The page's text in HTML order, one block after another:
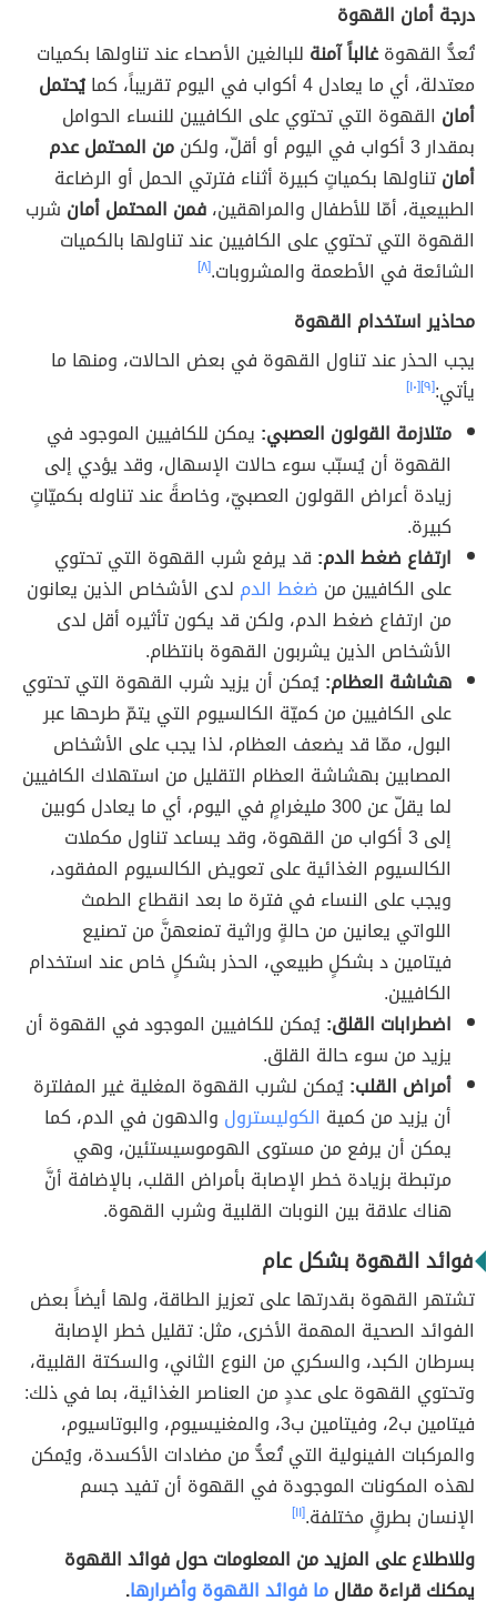
درجة أمان القهوة
تُعدُّ القهوةغالباً آمنة للبالغين الأصحاء عند تناولها بكميات
معتدلة، أي ما يعادل 4 أكواب في اليوم تقريباً، كما
يُحتمل
أمان القهوة التي تحتوي على الكافيين للنساء الحوامل
بمقدار 3 أكواب في اليوم أو أقلّ، ولكن
من المحتمل عدم
أمانتناولها بكمياتٍ كبيرة أثناء فترتي الحمل أو الرضاعة
الطبيعية، أمّا للأطفال والمراهقين،فمن المحتمل أمان شرب
القهوة التي تحتوي على الكافيين عند تناولها بالكميات
الشائعة في الأطعمة والمشروبات.[٨]
محاذير استخدام القهوة
يجب الحذر عند تناول القهوة في بعض الحالات، ومنها ما
يأتي:[٩] [١٠]
متلازمة القولون العصبي: يمكن للكافيين الموجود في
القهوة أن يُسبّب سوء حالات الإسهال، وقد يؤدي إلى
زيادة أعراض القولون العصبيّ، وخاصةً عند تناوله بكميّاتٍ
كبيرة.
ارتفاع ضغط الدم: قد يرفع شرب القهوة التي تحتوي
على الكافيين من ضغط الدم لدى الأشخاص الذين يعانون
من ارتفاع ضغط الدم، ولكن قد يكون تأثيره أقل لدى
الأشخاص الذين يشربون القهوة بانتظام.
هشاشة العظام:يُمكن أن يزيد شرب القهوة التي تحتوي
على الكافيين من كميّة الكالسيوم التي يتمّ طرحها عبر
البول، ممّا قد يضعف العظام، لذا يجب على الأشخاص
المصابين بهشاشة العظام التقليل من استهلاك الكافيين
لما يقلّ عن 300 مليغرامٍ في اليوم، أي ما يعادل كوبين
إلى 3 أكواب من القهوة، وقد يساعد تناول مكملات
الكالسيوم الغذائية على تعويض الكالسيوم المفقود،
ويجب على النساء في فترة ما بعد انقطاع الطمث
اللواتي يعانين من حالةٍ وراثية تمنعهنَّ من تصنيع
فيتامين د بشكلٍ طبيعي، الحذر بشكلٍ خاص عند استخدام
الكافيين.
اضطرابات القلق:يُمكن للكافيين الموجود في القهوة أن
يزيد من سوء حالة القلق.
أمراض القلب:يُمكن لشرب القهوة المغلية غير المفلترة
أن يزيد من كمية الكوليسترول والدهون في الدم، كما
يمكن أن يرفع من مستوى الهوموسيستئين، وهي
مرتبطة بزيادة خطر الإصابة بأمراض القلب، بالإضافة أنَّ
هناك علاقة بين النوبات القلبية وشرب القهوة.
فوائد القهوة بشكل عام
تشتهر القهوة بقدرتها على تعزيز الطاقة، ولها أيضاً بعض
الفوائد الصحية المهمة الأخرى، مثل: تقليل خطر الإصابة
بسرطان الكبد، والسكري من النوع الثاني، والسكتة القلبية،
وتحتوي القهوة على عددٍ من العناصر الغذائية، بما في ذلك:
فيتامين ب2، وفيتامين ب3، والمغنيسيوم، والبوتاسيوم،
والمركبات الفينولية التي تُعدُّ من مضادات الأكسدة، ويُمكن
لهذه المكونات الموجودة في القهوة أن تفيد جسم
الإنسان بطرقٍ مختلفة.[١١]
وللاطلاع على المزيد من المعلومات حول فوائد القهوة
يمكنك قراءة مقالما فوائد القهوة وأضرارها.